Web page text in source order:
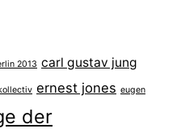
2013 carl gustav jung
ernest jones eugen
der